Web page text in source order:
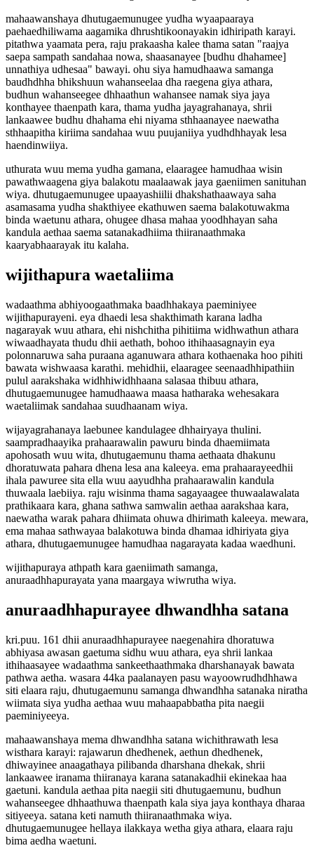
mahaawanshaya dhutugaemunugee yudha wyaapaaraya
paehaedhiliwama aagamika dhrushtikoonayakin idhiripath karayi.
pitathwa yaamata pera, raju prakaasha kalee thama satan "raajya
saepa sampath sandahaa nowa, shaasanayee [budhu dhahamee]
unnathiya udhesaa" bawayi. ohu siya hamudhaawa samanga
baudhdhha bhikshuun wahanseelaa dha raegena giya athara,
budhun wahanseegee dhhaathun wahansee namak siya jaya
konthayee thaenpath kara, thama yudha jayagrahanaya, shrii
lankaawee budhu dhahama ehi niyama sthhaanayee naewatha
sthhaapitha kiriima sandahaa wuu puujaniiya yudhdhhayak lesa
haendinwiiya.
uthurata wuu mema yudha gamana, elaaragee hamudhaa wisin
pawathwaagena giya balakotu maalaawak jaya gaeniimen sanituhan
wiya. dhutugaemunugee upaayashiilii dhakshathaawaya saha
asamasama yudha shakthiyee ekathuwen saema balakotuwakma
binda waetunu athara, ohugee dhasa mahaa yoodhhayan saha
kandula aethaa saema satanakadhiima thiiranaathmaka
kaaryabhaarayak itu kalaha.
wijithapura waetaliima
wadaathma abhiyoogaathmaka baadhhakaya paeminiyee
wijithapurayeni. eya dhaedi lesa shakthimath karana ladha
nagarayak wuu athara, ehi nishchitha pihitiima widhwathun athara
wiwaadhayata thudu dhii aethath, bohoo ithihaasagnayin eya
polonnaruwa saha puraana aganuwara athara kothaenaka hoo pihiti
bawata wishwaasa karathi. mehidhii, elaaragee seenaadhhipathiin
pulul aarakshaka widhhiwidhhaana salasaa thibuu athara,
dhutugaemunugee hamudhaawa maasa hatharaka wehesakara
waetaliimak sandahaa suudhaanam wiya.
wijayagrahanaya laebunee kandulagee dhhairyaya thulini.
saampradhaayika prahaarawalin pawuru binda dhaemiimata
apohosath wuu wita, dhutugaemunu thama aethaata dhakunu
dhoratuwata pahara dhena lesa ana kaleeya. ema prahaarayeedhii
ihala pawuree sita ella wuu aayudhha prahaarawalin kandula
thuwaala laebiiya. raju wisinma thama sagayaagee thuwaalawalata
prathikaara kara, ghana sathwa samwalin aethaa aarakshaa kara,
naewatha warak pahara dhiimata ohuwa dhirimath kaleeya. mewara,
ema mahaa sathwayaa balakotuwa binda dhamaa idhiriyata giya
athara, dhutugaemunugee hamudhaa nagarayata kadaa waedhuni.
wijithapuraya athpath kara gaeniimath samanga,
anuraadhhapurayata yana maargaya wiwrutha wiya.
anuraadhhapurayee dhwandhha satana
kri.puu. 161 dhii anuraadhhapurayee naegenahira dhoratuwa
abhiyasa awasan gaetuma sidhu wuu athara, eya shrii lankaa
ithihaasayee wadaathma sankeethaathmaka dharshanayak bawata
pathwa aetha. wasara 44ka paalanayen pasu wayoowrudhdhhawa
siti elaara raju, dhutugaemunu samanga dhwandhha satanaka niratha
wiimata siya yudha aethaa wuu mahaapabbatha pita naegii
paeminiyeeya.
mahaawanshaya mema dhwandhha satana wichithrawath lesa
wisthara karayi: rajawarun dhedhenek, aethun dhedhenek,
dhiwayinee anaagathaya pilibanda dharshana dhekak, shrii
lankaawee iranama thiiranaya karana satanakadhii ekinekaa haa
gaetuni. kandula aethaa pita naegii siti dhutugaemunu, budhun
wahanseegee dhhaathuwa thaenpath kala siya jaya konthaya dharaa
sitiyeeya. satana keti namuth thiiranaathmaka wiya.
dhutugaemunugee hellaya ilakkaya wetha giya athara, elaara raju
bima aedha waetuni.